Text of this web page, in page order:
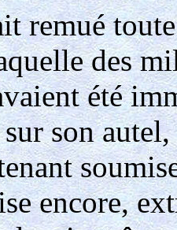
remué
des
été
son
encore,